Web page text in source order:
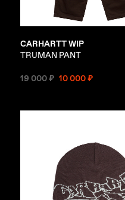
CARHARTT WIP
TRUMAN PANT
19 000 ₽ 10 000 ₽